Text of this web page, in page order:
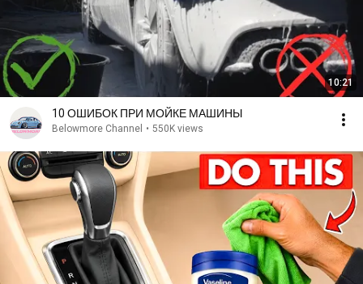
10:21
10 ОШИБОК ПРИ МОЙКЕ МАШИНЫ
Belowmore Channel • 550K views